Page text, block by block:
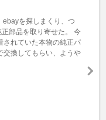
を探しまくり、つ
部品を取り寄せた。 今
されていた本物の純正パ
交換してもらい、ようや